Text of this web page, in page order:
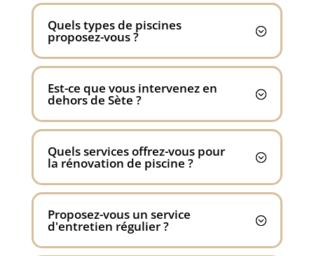
Quels types de piscines
proposez-vous ?
Est-ce que vous intervenez en
dehors de Sète ?
Quels services offrez-vous pour
la rénovation de piscine ?
Proposez-vous un service
d'entretien régulier ?